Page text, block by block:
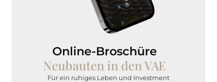
Online-Broschüre
Neubauten in den VAE
Für ein ruhiges Leben und Investment